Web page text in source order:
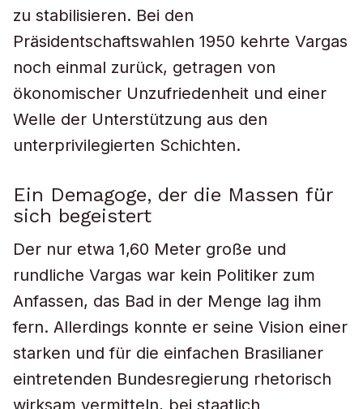
zu stabilisieren. Bei den
Präsidentschaftswahlen 1950 kehrte Vargas
noch einmal zurück, getragen von
ökonomischer Unzufriedenheit und einer
Welle der Unterstützung aus den
unterprivilegierten Schichten.
Ein Demagoge, der die Massen für
sich begeistert
Der nur etwa 1,60 Meter große und
rundliche Vargas war kein Politiker zum
Anfassen, das Bad in der Menge lag ihm
fern. Allerdings konnte er seine Vision einer
starken und für die einfachen Brasilianer
eintretenden Bundesregierung rhetorisch
wirksam vermitteln, bei staatlich